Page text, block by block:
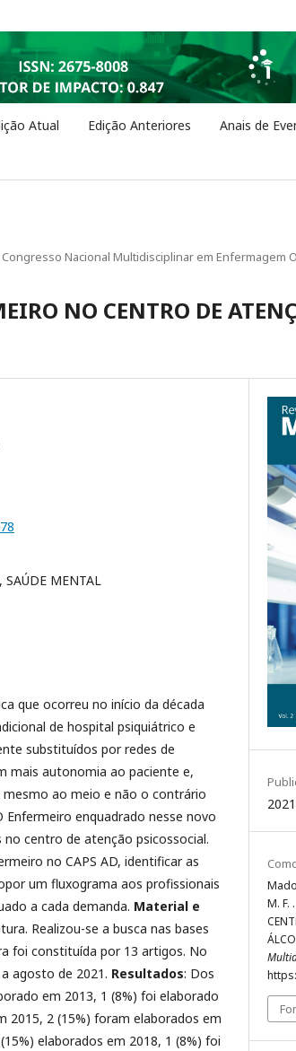
Atual Edição Anteriores Anais de
Nacional Multidisciplinar em Enfermagem
NO CENTRO DE
SAÚDE MENTAL
que ocorreu no início da década
de hospital psiquiátrico e
substituídos por redes de
mais autonomia ao paciente e,
ao meio e não o contrário
enquadrado nesse novo
centro de atenção psicossocial.
no CAPS AD, identificar as
um fluxograma aos profissionais
a cada demanda. Material e
Realizou-se a busca nas bases
foi constituída por 13 artigos. No
agosto de 2021. Resultados: Dos
em 2013, 1 (8%) foi elaborado
2015, 2 (15%) foram elaborados em
elaborados em 2018, 1 (8%) foi
M. F.